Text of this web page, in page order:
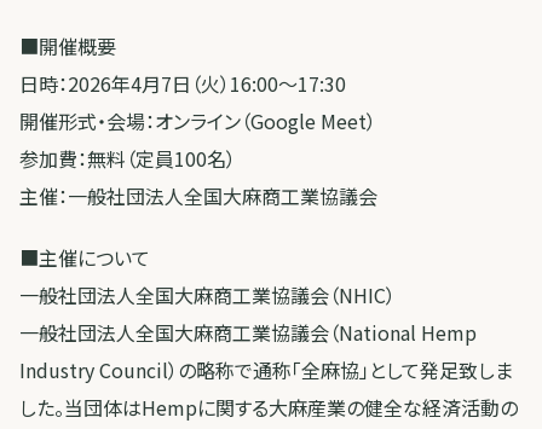
■開催概要
日時：2026年4月7日（火）16:00～17:30
開催形式・会場：オンライン（Google Meet）
参加費：無料（定員100名）
主催：一般社団法人全国大麻商工業協議会
■主催について
一般社団法人全国大麻商工業協議会（NHIC）
一般社団法人全国大麻商工業協議会（National Hemp
Industry Council）の略称で通称「全麻協」として発足致しま
した。当団体はHempに関する大麻産業の健全な経済活動の